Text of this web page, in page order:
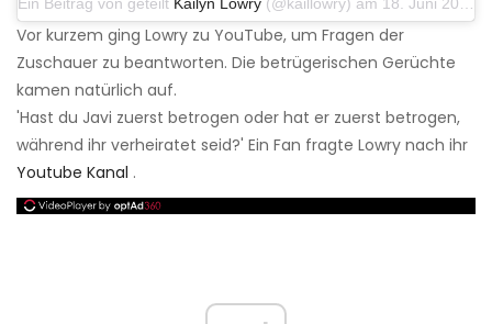
Ein Beitrag von geteilt Kailyn Lowry (@kaillowry) am 18. Juni 2019 um 15:03 Uhr PDT
Vor kurzem ging Lowry zu YouTube, um Fragen der
Zuschauer zu beantworten. Die betrügerischen Gerüchte
kamen natürlich auf.
'Hast du Javi zuerst betrogen oder hat er zuerst betrogen,
während ihr verheiratet seid?' Ein Fan fragte Lowry nach ihr
Youtube Kanal .